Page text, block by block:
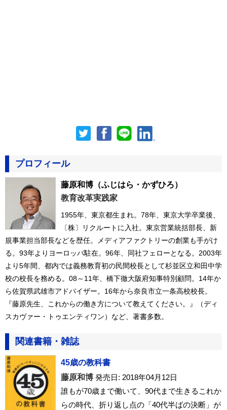
プロフィール
藤原和博 （ふじはら・かずひろ）
教育改革実践家
1955年、東京都生まれ。78年、東京大学卒業後、
〔株〕リクルートに入社。東京営業統括部長、新
規事業担当部長などを歴任。メディアファクトリーの創業も手がけ
る。93年よりヨーロッパ駐在。96年、同社フェローとなる。2003年
より5年間、都内では義務教育初の民間校長として杉並区立和田中学
校の校長を務める。08～11年、橋下徹大阪府知事特別顧問。14年か
ら佐賀県武雄市アドバイザー。16年から奈良市立一条高校校長。
『藤原先生、これからの働き方について教えてください。』（ディ
スカヴァー・トゥエンティワン）など、著書多数。
関連書籍・雑誌
45歳の教科書
藤原和博 発売日: 2018年04月12日
誰もが70歳まで働いて、90代まで生きるこれか
らの時代、折り返し点の「40代半ばの決断」が